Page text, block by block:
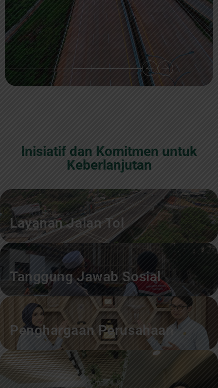
Inisiatif dan Komitmen untuk
Keberlanjutan
Layanan Jalan Tol
Tanggung Jawab Sosial
Penghargaan Perusahaan